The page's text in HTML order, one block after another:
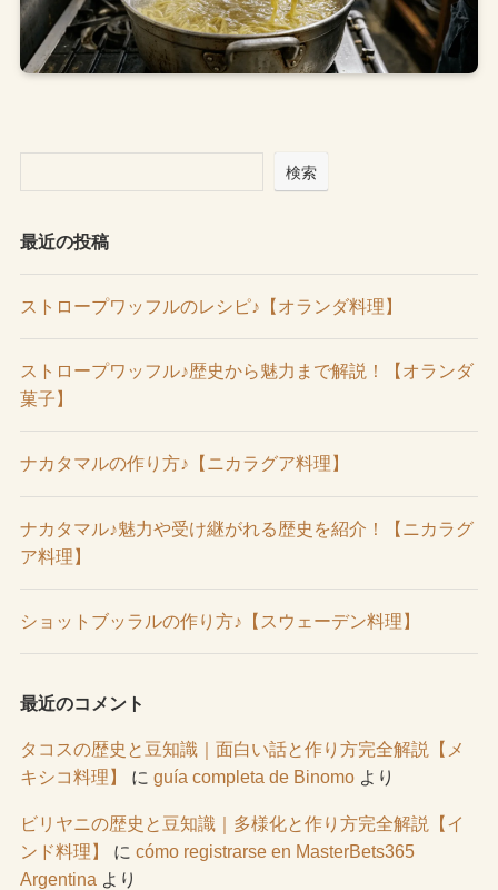
検索
最近の投稿
ストロープワッフルのレシピ♪【オランダ料理】
ストロープワッフル♪歴史から魅力まで解説！【オランダ
菓子】
ナカタマルの作り方♪【ニカラグア料理】
ナカタマル♪魅力や受け継がれる歴史を紹介！【ニカラグ
ア料理】
ショットブッラルの作り方♪【スウェーデン料理】
最近のコメント
タコスの歴史と豆知識｜面白い話と作り方完全解説【メ
キシコ料理】
に guía completa de Binomoより
ビリヤニの歴史と豆知識｜多様化と作り方完全解説【イ
ンド料理】
に cómo registrarse en MasterBets365
Argentina より